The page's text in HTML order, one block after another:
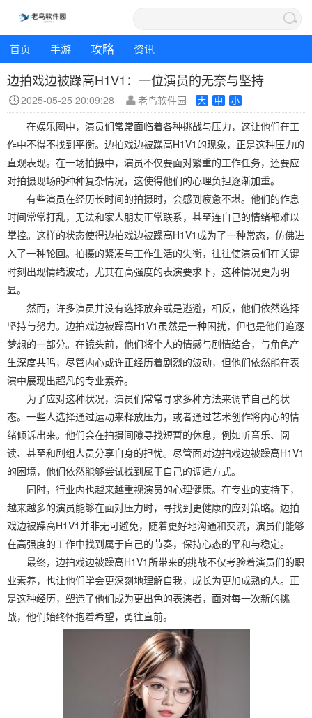
首页 手游 攻略 资讯
边拍戏边被躁高H1V1：一位演员的无奈与坚持
2025-05-25 20:09:28 老鸟软件园 大 中 小
在娱乐圈中，演员们常常面临着各种挑战与压力，这让他们在工
作中不得不找到平衡。边拍戏边被躁高H1V1的现象，正是这种压力的
直观表现。在一场拍摄中，演员不仅要面对繁重的工作任务，还要应
对拍摄现场的种种复杂情况，这使得他们的心理负担逐渐加重。
有些演员在经历长时间的拍摄时，会感到疲惫不堪。他们的作息
时间常常打乱，无法和家人朋友正常联系，甚至连自己的情绪都难以
掌控。这样的状态使得边拍戏边被躁高H1V1成为了一种常态，仿佛进
入了一种轮回。拍摄的紧凑与工作生活的失衡，往往使演员们在关键
时刻出现情绪波动，尤其在高强度的表演要求下，这种情况更为明
显。
然而，许多演员并没有选择放弃或是逃避，相反，他们依然选择
坚持与努力。边拍戏边被躁高H1V1虽然是一种困扰，但也是他们追逐
梦想的一部分。在镜头前，他们将个人的情感与剧情结合，与角色产
生深度共鸣，尽管内心或许正经历着剧烈的波动，但他们依然能在表
演中展现出超凡的专业素养。
为了应对这种状况，演员们常常寻求多种方法来调节自己的状
态。一些人选择通过运动来释放压力，或者通过艺术创作将内心的情
绪倾诉出来。他们会在拍摄间隙寻找短暂的休息，例如听音乐、阅
读、甚至和剧组人员分享自身的担忧。尽管面对边拍戏边被躁高H1V1
的困境，他们依然能够尝试找到属于自己的调适方式。
同时，行业内也越来越重视演员的心理健康。在专业的支持下，
越来越多的演员能够在面对压力时，寻找到更健康的应对策略。边拍
戏边被躁高H1V1并非无可避免，随着更好地沟通和交流，演员们能够
在高强度的工作中找到属于自己的节奏，保持心态的平和与稳定。
最终，边拍戏边被躁高H1V1所带来的挑战不仅考验着演员们的职
业素养，也让他们学会更深刻地理解自我，成长为更加成熟的人。正
是这种经历，塑造了他们成为更出色的表演者，面对每一次新的挑
战，他们始终怀抱着希望，勇往直前。